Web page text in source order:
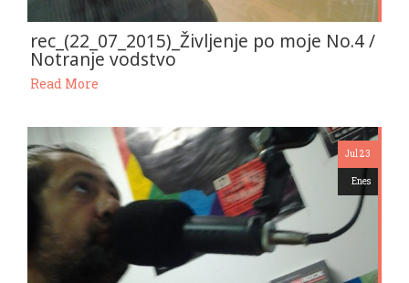
rec_(22_07_2015)_Življenje po moje No.4 /
Notranje vodstvo
Read More
Jul 23
Enes